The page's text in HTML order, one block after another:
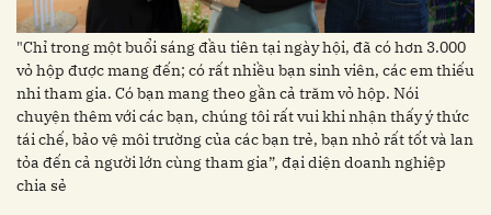
"Chỉ trong một buổi sáng đầu tiên tại ngày hội, đã có hơn 3.000
vỏ hộp được mang đến; có rất nhiều bạn sinh viên, các em thiếu
nhi tham gia. Có bạn mang theo gần cả trăm vỏ hộp. Nói
chuyện thêm với các bạn, chúng tôi rất vui khi nhận thấy ý thức
tái chế, bảo vệ môi trường của các bạn trẻ, bạn nhỏ rất tốt và lan
tỏa đến cả người lớn cùng tham gia”, đại diện doanh nghiệp
chia sẻ